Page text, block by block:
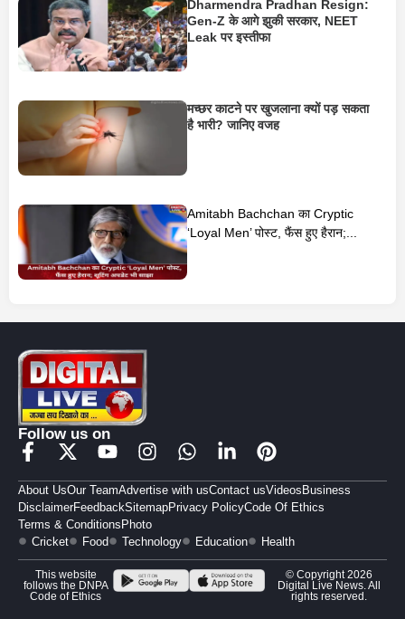
Dharmendra Pradhan Resign:
Gen-Z के आगे झुकी सरकार, NEET
Leak पर इस्तीफा
मच्छर काटने पर खुजलाना क्यों पड़ सकता
है भारी? जानिए वजह
Amitabh Bachchan का Cryptic
‘Loyal Men’ पोस्ट, फैंस हुए हैरान;...
Follow us on
About UsOur TeamAdvertise with usContact usVideosBusiness
DisclaimerFeedbackSitemapPrivacy PolicyCode Of Ethics
Terms & ConditionsPhoto
Cricket
Food Technology Education Health
This website
follows the DNPA
Code of Ethics
© Copyright 2026
Digital Live News. All
rights reserved.